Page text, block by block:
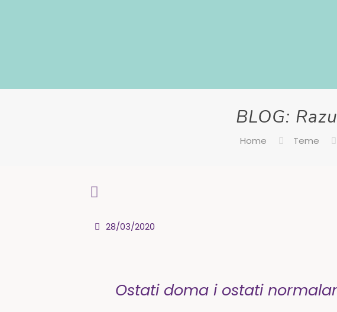
BLOG:
Home Teme
28/03/2020
Ostati doma i ostati